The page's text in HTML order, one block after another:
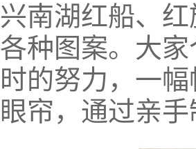
兴南湖红船、
各种图案。大
时的努力，一
眼帘，通过亲